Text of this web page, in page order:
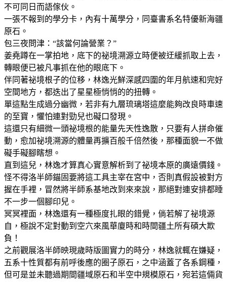
不可同日而語傢伙。
一張不報到的學分卡，內有十萬學分，同臺書系名特優新海疆
原石。
包三夜問津：“該當何論營業？”
姜堯蹲在一掌拍地，底下的祕境溯源立時便被迂緩抓取上去，
轉眼便已被凡事抓在他的眼底下。
伴同著祕境根子的位移，林逸光鮮深感四圍的年月航速和完好
空間地方，都迭出了星星極悄悄的的扭轉。
單這點生成過分幽微，若非有九層琉璃塔這麼能夠改良時車速
的至寶，懼怕連對勁兒也礙口發現。
這還只有細微一頭祕境根的能量先天性逸散，只要有人拼命催
動，愈加祕境溯源的體量再擴百般千倍然後，那種面貌一不做
礙手礙腳瞎想。
直到這兒，林逸才算真心實意解析到了祕境本原的廣遠價錢。
怪不得洛半師錨固要將這工具主宰在宮中，否則真假設被對方
握在手裡，冒然將半師系基地改到來來說，那絕對連安排都睡
不一步一個腳印兒。
冥冥裡面，林逸還有一種極度扎眼的錯覺，倘若解了祕境源
自，極說不定對動到空穴來風華廈時和時間疆土所有碩大欺
負！
之前觀展洛半師映現歲時版圖實力的時分，林逸就輒在嫌疑，
五系十性質都有前呼後應的圈子原石，之中涵蓋了各系鋼種，
但可是並未聽過期間疆域原石和半空中規模原石，宛若這倆貨